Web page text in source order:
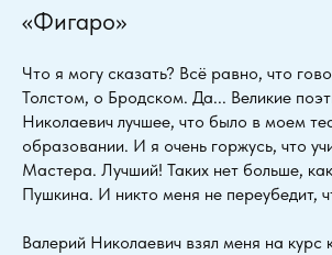
«Фигаро»
Что я могу сказать? Всё равно, что
Толстом, о Бродском. Да... Великие
Николаевич лучшее, что было в моем
образовании. И я очень горжусь, что
Мастера. Лучший! Таких нет больше,
Пушкина. И никто меня не переубедит,
Валерий Николаевич взял меня на курс